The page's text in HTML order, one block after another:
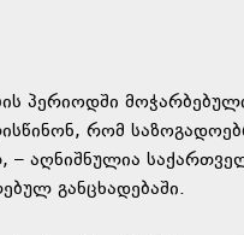
პერიოდში
რომ
– აღნიშნულია
განცხადებაში.